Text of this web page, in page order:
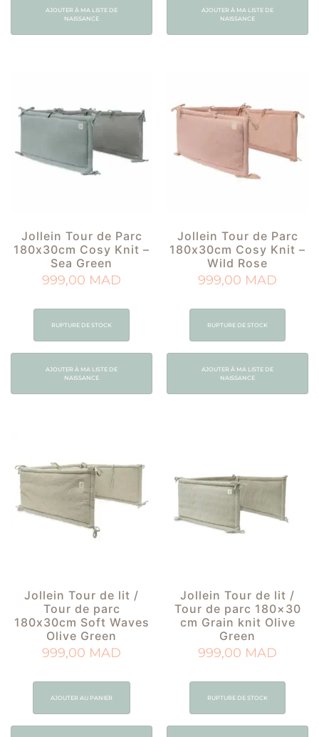
AJOUTER À MA LISTE DE
NAISSANCE
AJOUTER À MA LISTE DE
NAISSANCE
Jollein Tour de Parc
180x30cm Cosy Knit –
Sea Green
999,00 MAD
RUPTURE DE STOCK
AJOUTER À MA LISTE DE
NAISSANCE
Jollein Tour de Parc
180x30cm Cosy Knit –
Wild Rose
999,00 MAD
RUPTURE DE STOCK
AJOUTER À MA LISTE DE
NAISSANCE
Jollein Tour de lit /
Tour de parc
180x30cm Soft Waves
Olive Green
999,00 MAD
AJOUTER AU PANIER
Jollein Tour de lit /
Tour de parc 180×30
cm Grain knit Olive
Green
999,00 MAD
RUPTURE DE STOCK